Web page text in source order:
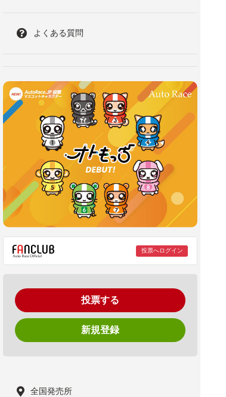
よくある質問
投票へログイン
投票する
新規登録
全国発売所